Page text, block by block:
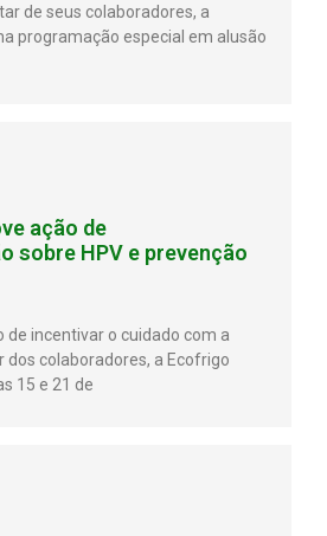
de seus colaboradores, a
programação especial em alusão
ação de
sobre HPV e prevenção
de incentivar o cuidado com a
dos colaboradores, a Ecofrigo
15 e 21 de